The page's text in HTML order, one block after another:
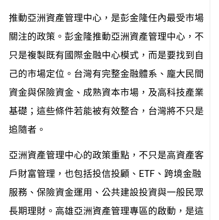
推動亞洲資產管理中心，是彭金隆任內最受市場
關注的政策。彭金隆推動亞洲資產管理中心，不
只是複製既有國際金融中心模式，而是要找到自
己的市場定位。台灣有完整金融體系、龐大民間
資金與保險資金、成熟資本市場，及高科技產業
基礎；這些條件若能被有效整合，台灣將不只是
追隨者。
亞洲資產管理中心的政策重點，不只是高資產客
戶財富管理，也包括投信投顧、ETF、跨境金融
服務、保險資金運用、公共建設投資與一般民眾
長期理財。高雄亞洲資產管理專區的啟動，是這